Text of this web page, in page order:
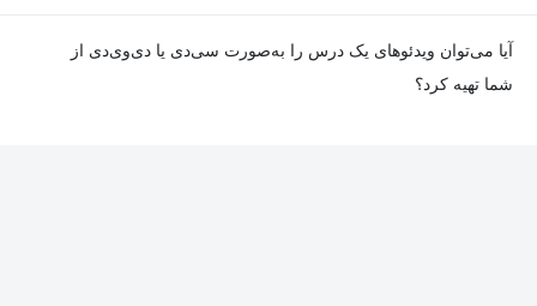
آیا می‌توان ویدئوهای یک درس را به‌صورت سی‌دی یا دی‌وی‌دی از
شما تهیه کرد؟